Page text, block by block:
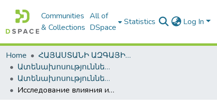
Communities
& Collections
All of
DSpace
Statistics Log In
Home
ՀԱՅԱՍՏԱՆԻ ԱԶԳԱՅԻՆ ԳՐԱԴԱՐԱՆԻ ԹՎԱՅԻՆ ՊԱՀՈՑ / DIGITAL REPOSITORY OF NLA
Ատենախոսություններ և սեղմագրեր / Theses & Abstracts
Ատենախոսություններ և սեղմագրեր / Theses & Abstracts
Исследование влияния иммобилизационного стресса на нейронную активность ядер миндалины / Իմոբիլիզացիոն ստրեսի ազդեցության հետազոտումը նշաձեւ կորիզների նեյրոնային ակտիվության վրա